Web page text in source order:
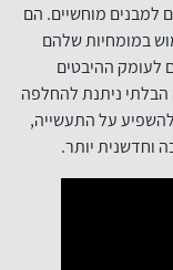
למבנים מוחשיים. הם
במומחיות שלהם
לעומק ההיבטים
ניתנת להחלפה
על התעשייה,
וחדשנית יותר.